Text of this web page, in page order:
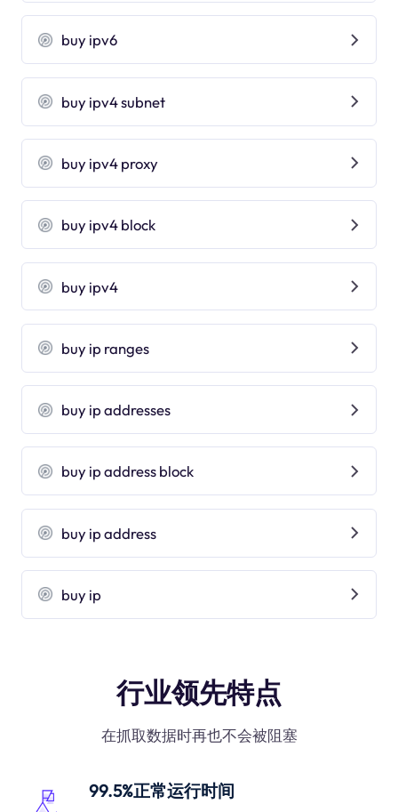
buy ipv6
buy ipv4 subnet
buy ipv4 proxy
buy ipv4 block
buy ipv4
buy ip ranges
buy ip addresses
buy ip address block
buy ip address
buy ip
行业领先特点
在抓取数据时再也不会被阻塞
99.5%正常运行时间